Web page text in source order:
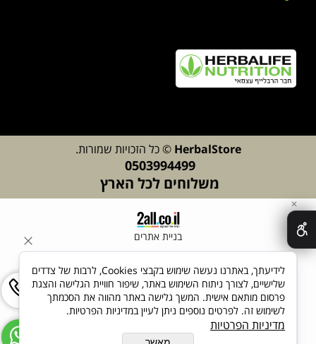
HerbalStore © כל הזכויות שמורות.
0503994499
משלוחים לכל הארץ
בניית אתרים
✕
לידיעתך, באתרנו נעשה שימוש בקבצי Cookies, לרבות של צדדים
שלישיים, לצורך ניתוח השימוש באתר, שיפור חוויית הגלישה והצגת
פרסום מותאם אישית. המשך גלישה באתר מהווה את הסכמתך
לשימוש זה. לפרטים נוספים ניתן לעיין במדיניות הפרטיות.
מדיניות הפרטיות